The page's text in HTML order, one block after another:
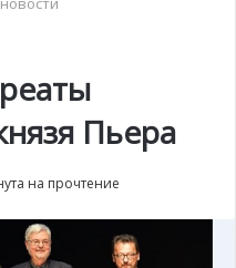
Пьера
на прочтение